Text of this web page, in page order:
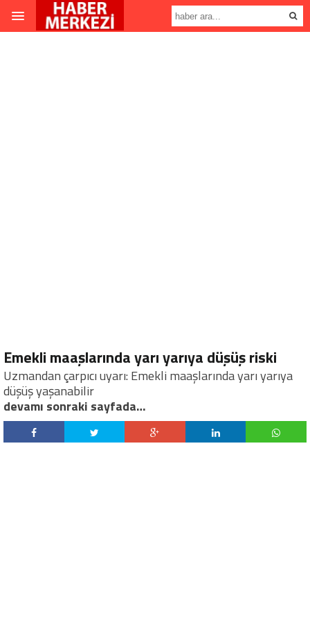
Emekli maaşlarında yarı yarıya düşüş riski
Uzmandan çarpıcı uyarı: Emekli maaşlarında yarı yarıya
düşüş yaşanabilir
devamı sonraki sayfada…